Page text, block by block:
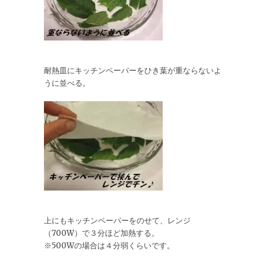
耐熱皿にキッチンペーパーをひき葉が重ならないよ
うに並べる。
上にもキッチンペーパーをのせて、レンジ
（700W）で３分ほど加熱する。
※500Wの場合は４分弱くらいです。